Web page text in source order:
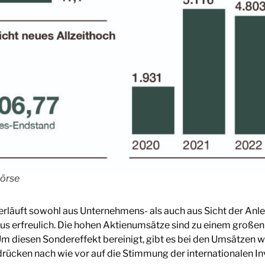
sowohl aus Unternehmens- als auch aus Sicht der
erfreulich. Die hohen Aktienumsätze sind zu einem
diesen Sondereffekt bereinigt, gibt es bei den Umsätzen
nach wie vor auf die Stimmung der internationalen